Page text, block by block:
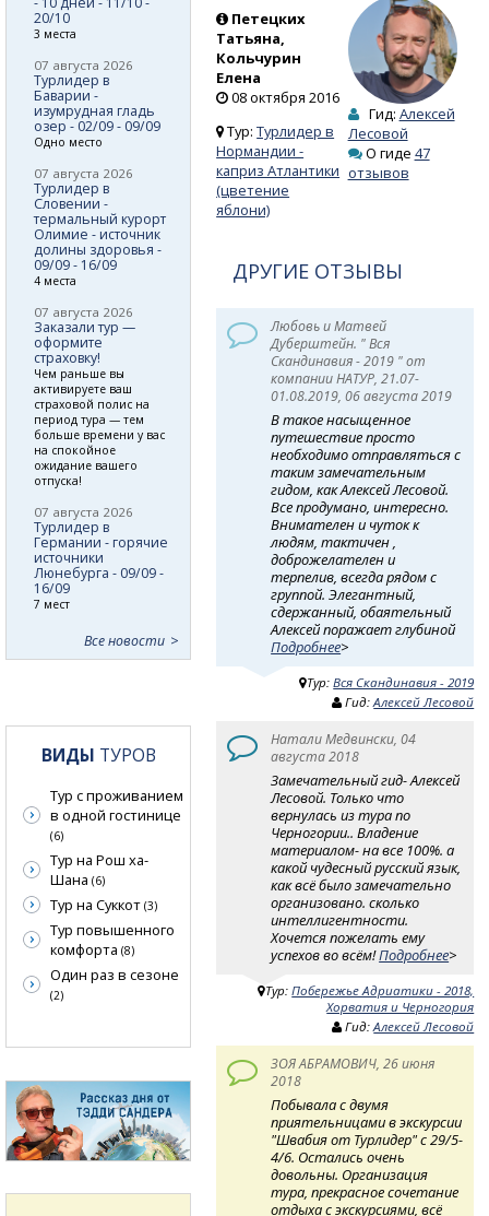
Петецких
Татьяна,
Кольчурин
Елена
08 октября 2016
Тур:Турлидер в
Нормандии -
каприз Атлантики
(цветение
яблони)
Гид: Алексей
Лесовой
О гиде 47
отзывов
ДРУГИЕ ОТЗЫВЫ
Любовь и Матвей
Дуберштейн. " Вся
Скандинавия - 2019 " от
компании НАТУР, 21.07-
01.08.2019, 06 августа 2019
В такое насыщенное
путешествие просто
необходимо отправляться с
таким замечательным
гидом, как Алексей Лесовой.
Все продумано, интересно.
Внимателен и чуток к
людям, тактичен ,
доброжелателен и
терпелив, всегда рядом с
группой. Элегантный,
сдержанный, обаятельный
Алексей поражает глубиной
Подробнее>
Тур:Вся Скандинавия - 2019
Гид:Алексей Лесовой
Натали Медвински, 04
августа 2018
Замечательный гид- Алексей
Лесовой. Только что
вернулась из тура по
Черногории.. Владение
материалом- на все 100%. а
какой чудесный русский язык,
как всё было замечательно
организовано. сколько
интеллигентности.
Хочется пожелать ему
успехов во всём!Подробнее>
Тур:Побережье Адриатики - 2018,
Хорватия и Черногория
Гид:Алексей Лесовой
ЗОЯ АБРАМОВИЧ, 26 июня
2018
Побывала с двумя
приятельницами в экскурсии
"Швабия от Турлидер" с 29/5-
4/6. Остались очень
довольны. Организация
тура, прекрасное сочетание
отдыха с экскурсиями, всё
20/10
3 места
07 августа 2026
Турлидер в
Баварии -
изумрудная гладь
озер - 02/09 - 09/09
Одно место
07 августа 2026
Турлидер в
Словении -
термальный курорт
Олимие - источник
долины здоровья -
09/09 - 16/09
4 места
07 августа 2026
Заказали тур —
оформите
страховку!
Чем раньше вы
активируете ваш
страховой полис на
период тура — тем
больше времени у вас
на спокойное
ожидание вашего
отпуска!
07 августа 2026
Турлидер в
Германии - горячие
источники
Люнебурга - 09/09 -
16/09
7 мест
Все новости
ВИДЫ ТУРОВ
Тур с проживанием
в одной гостинице
(6)
Тур на Рош ха-
Шана (6)
Тур на Суккот (3)
Тур повышенного
комфорта (8)
Один раз в сезоне
(2)